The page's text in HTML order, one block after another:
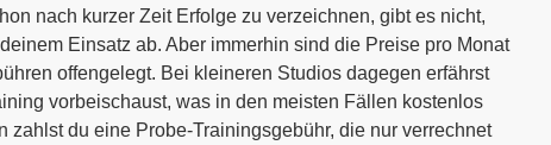
nach kurzer Zeit Erfolge zu verzeichnen, gibt es nicht,
Einsatz ab. Aber immerhin sind die Preise pro Monat
offengelegt. Bei kleineren Studios dagegen erfährst
vorbeischaust, was in den meisten Fällen kostenlos
zahlst du eine Probe-Trainingsgebühr, die nur verrechnet